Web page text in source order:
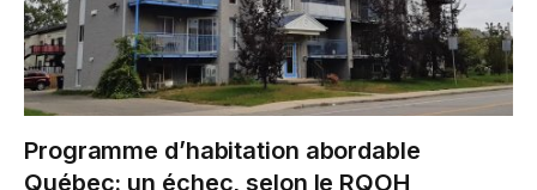
Programme d’habitation abordable
Québec: un échec, selon le RQOH